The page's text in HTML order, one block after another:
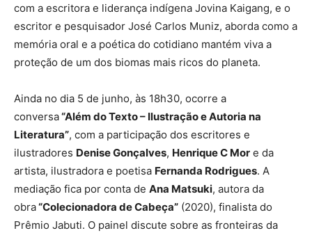
com a escritora e liderança indígena Jovina Kaigang, e o
escritor e pesquisador José Carlos Muniz, aborda como a
memória oral e a poética do cotidiano mantém viva a
proteção de um dos biomas mais ricos do planeta.
Ainda no dia 5 de junho, às 18h30, ocorre a
conversa“Além do Texto – Ilustração e Autoria na
Literatura”, com a participação dos escritores e
ilustradores Denise Gonçalves, Henrique C Mor e da
artista, ilustradora e poetisa Fernanda Rodrigues. A
mediação fica por conta de Ana Matsuki, autora da
obra“Colecionadora de Cabeça” (2020), finalista do
Prêmio Jabuti. O painel discute sobre as fronteiras da